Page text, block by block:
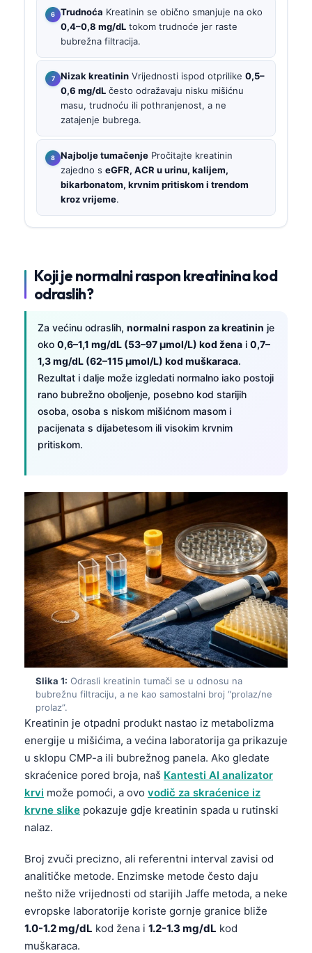
Trudnoća Kreatinin se obično smanjuje na oko
0,4–0,8 mg/dL tokom trudnoće jer raste
bubrežna filtracija.
Nizak kreatinin Vrijednosti ispod otprilike 0,5–
0,6 mg/dL često odražavaju nisku mišićnu
masu, trudnoću ili pothranjenost, a ne
zatajenje bubrega.
Najbolje tumačenje Pročitajte kreatinin
zajedno s eGFR, ACR u urinu, kalijem,
bikarbonatom, krvnim pritiskom i trendom
kroz vrijeme.
Koji je normalni raspon kreatinina kod
odraslih?
Za većinu odraslih, normalni raspon za kreatinin je
oko 0,6–1,1 mg/dL (53–97 µmol/L) kod žena i 0,7–
1,3 mg/dL (62–115 µmol/L) kod muškaraca.
Rezultat i dalje može izgledati normalno iako postoji
rano bubrežno oboljenje, posebno kod starijih
osoba, osoba s niskom mišićnom masom i
pacijenata s dijabetesom ili visokim krvnim
pritiskom.
Slika 1: Odrasli kreatinin tumači se u odnosu na
bubrežnu filtraciju, a ne kao samostalni broj “prolaz/ne
prolaz”.
Kreatinin je otpadni produkt nastao iz metabolizma
energije u mišićima, a većina laboratorija ga prikazuje
u sklopu CMP-a ili bubrežnog panela. Ako gledate
skraćenice pored broja, naš Kantesti AI analizator
krvi može pomoći, a ovo vodič za skraćenice iz
krvne slike pokazuje gdje kreatinin spada u rutinski
nalaz.
Broj zvuči precizno, ali referentni interval zavisi od
analitičke metode. Enzimske metode često daju
nešto niže vrijednosti od starijih Jaffe metoda, a neke
evropske laboratorije koriste gornje granice bliže
1.0-1.2 mg/dL kod žena i 1.2-1.3 mg/dL kod
muškaraca.